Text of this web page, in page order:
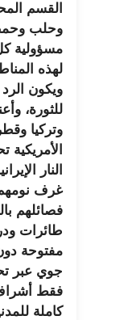
القسم
وحلب
مسؤولية
لهذه
ويكون
للثورة،
وتركيا
النار
غرف
فصائلهم
طائرات
مفتوحة
جوي عبر
فقط
كاملة